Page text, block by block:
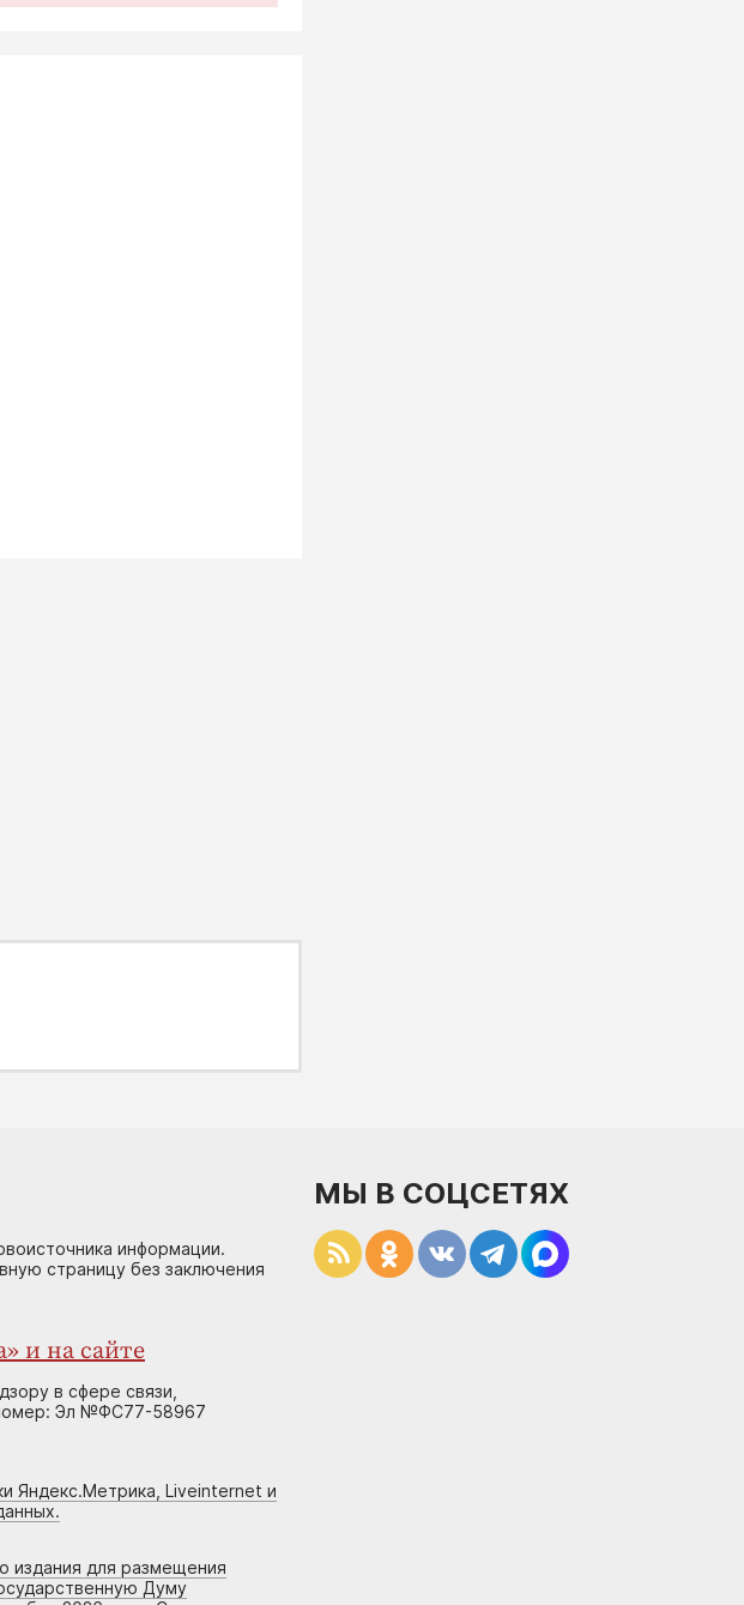
информации.
страницу без заключения
и на сайте
в сфере связи,
номер: Эл №ФС77-58967
Яндекс.Метрика, Liveinternet и
издания для размещения
Думу
МЫ В СОЦСЕТЯХ